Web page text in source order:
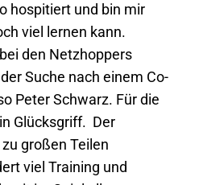
hospitiert und bin mir
viel lernen kann.
den Netzhoppers
Suche nach einem Co-
Peter Schwarz. Für die
Glücksgriff. Der
großen Teilen
viel Training und